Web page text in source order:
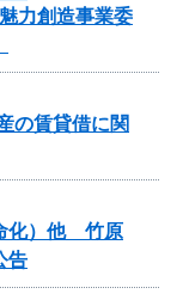
力創造事業委
の賃貸借に関
化）他 竹原
告